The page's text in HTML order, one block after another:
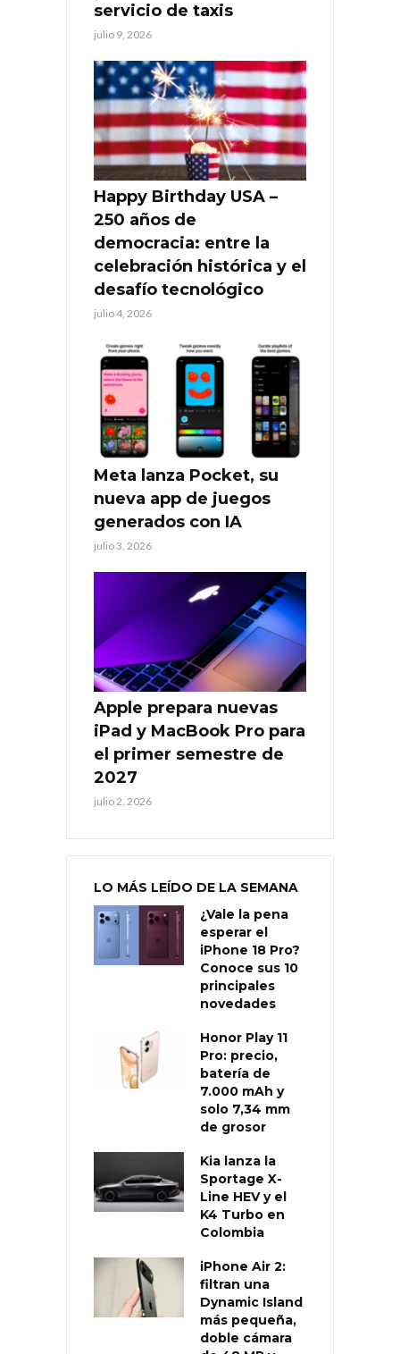
servicio de taxis
julio 9, 2026
Happy Birthday USA –
250 años de
democracia: entre la
celebración histórica y el
desafío tecnológico
julio 4, 2026
Meta lanza Pocket, su
nueva app de juegos
generados con IA
julio 3, 2026
Apple prepara nuevas
iPad y MacBook Pro para
el primer semestre de
2027
julio 2, 2026
LO MÁS LEÍDO DE LA SEMANA
¿Vale la pena
esperar el
iPhone 18 Pro?
Conoce sus 10
principales
novedades
Honor Play 11
Pro: precio,
batería de
7.000 mAh y
solo 7,34 mm
de grosor
Kia lanza la
Sportage X-
Line HEV y el
K4 Turbo en
Colombia
iPhone Air 2:
filtran una
Dynamic Island
más pequeña,
doble cámara